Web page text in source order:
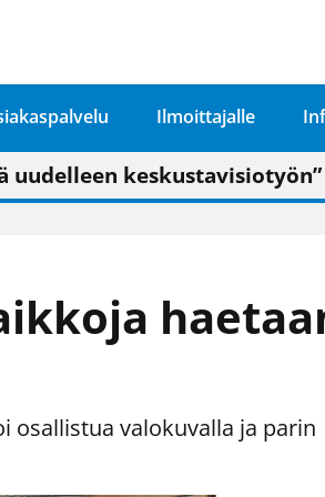
Ilmoittajalle
näkyä hieman parempana
valoisa
uudelleen keskustavisiotyön”
omavaraisemmin kuin
osallistua valokuvalla ja parin